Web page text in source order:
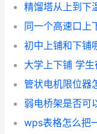
精馏塔从上到下
同一个高速口上
初中上铺和下铺
大学上下铺 学
管状电机限位器